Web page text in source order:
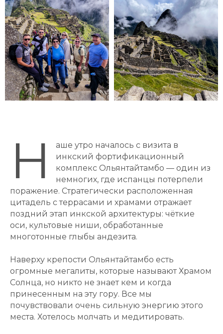
Н
аше утро началось с визита в
инкский фортификационный
комплекс Ольянтайтамбо — один из
немногих, где испанцы потерпели
поражение. Стратегически расположенная
цитадель с террасами и храмами отражает
поздний этап инкской архитектуры: чёткие
оси, культовые ниши, обработанные
многотонные глыбы андезита.
Наверху крепости Ольянтайтамбо есть
огромные мегалиты, которые называют Храмом
Солнца, но никто не знает кем и когда
принесенным на эту гору. Все мы
почувствовали очень сильную энергию этого
места. Хотелось молчать и медитировать.